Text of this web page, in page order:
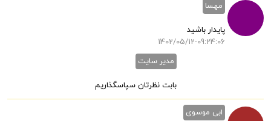
مهسا
پایدار باشید
1402/05/12-09:24:06
مدیر سایت
بابت نظرتان سپاسگذاریم
ابی موسوی